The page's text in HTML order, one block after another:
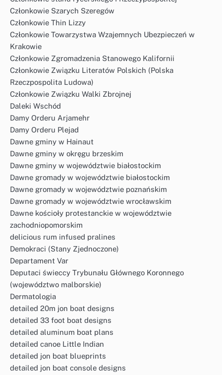
Członkowie Szarych Szeregów
Członkowie Thin Lizzy
Członkowie Towarzystwa Wzajemnych Ubezpieczeń w
Krakowie
Członkowie Zgromadzenia Stanowego Kalifornii
Członkowie Związku Literatów Polskich (Polska
Rzeczpospolita Ludowa)
Członkowie Związku Walki Zbrojnej
Daleki Wschód
Damy Orderu Arjamehr
Damy Orderu Plejad
Dawne gminy w Hainaut
Dawne gminy w okręgu brzeskim
Dawne gminy w województwie białostockim
Dawne gromady w województwie białostockim
Dawne gromady w województwie poznańskim
Dawne gromady w województwie wrocławskim
Dawne kościoły protestanckie w województwie
zachodniopomorskim
delicious rum infused pralines
Demokraci (Stany Zjednoczone)
Departament Var
Deputaci świeccy Trybunału Głównego Koronnego
(województwo malborskie)
Dermatologia
detailed 20m jon boat designs
detailed 33 foot boat designs
detailed aluminum boat plans
detailed canoe Little Indian
detailed jon boat blueprints
detailed jon boat console designs